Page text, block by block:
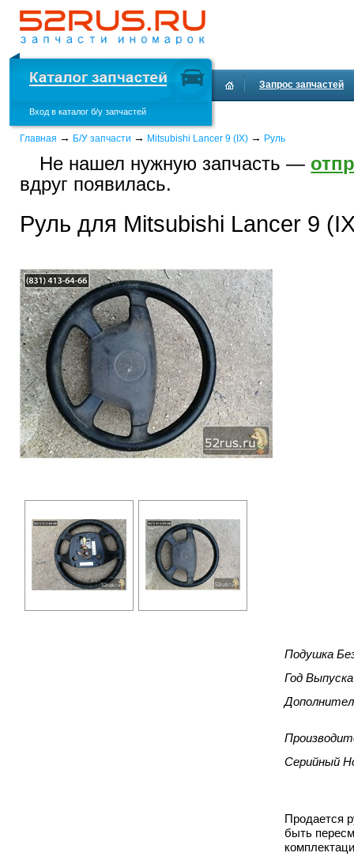
Вход в каталог б/у запчастей
Запрос запчастей
Главная → Б/У запчасти → Mitsubishi Lancer 9 (IX) → Руль
Не нашел нужную запчасть —
вдруг появилась.
Руль для Mitsubishi Lancer 9
Подушка
Год Выпуска
Серийный
Продается
быть